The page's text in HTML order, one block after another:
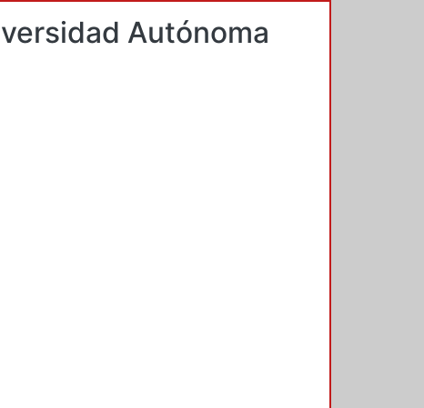
Autónoma